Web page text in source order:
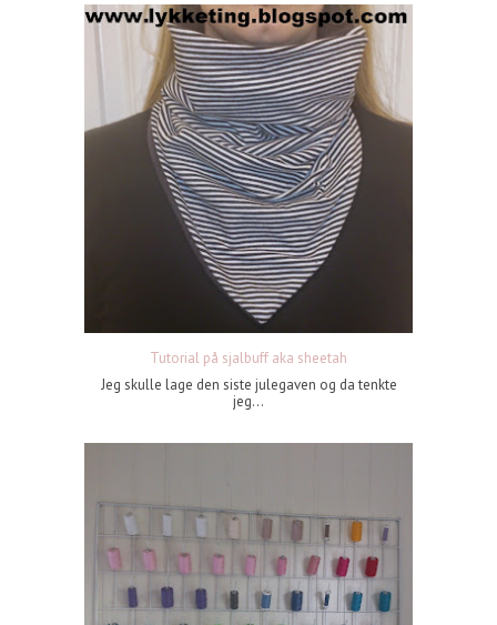
Tutorial på sjalbuff aka sheetah
Jeg skulle lage den siste julegaven og da tenkte
jeg...